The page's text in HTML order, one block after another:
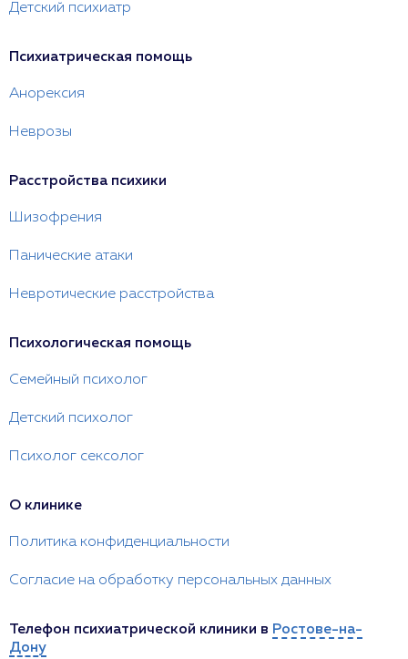
Детский психиатр
Психиатрическая помощь
Анорексия
Неврозы
Расстройства психики
Шизофрения
Панические атаки
Невротические расстройства
Психологическая помощь
Семейный психолог
Детский психолог
Психолог сексолог
О клинике
Политика конфиденциальности
Согласие на обработку персональных данных
Телефон психиатрической клиники в Ростове-на-
Дону